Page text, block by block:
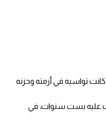
كانت تواسيه في أزمته وحزنه
عليه بست سنوات، في